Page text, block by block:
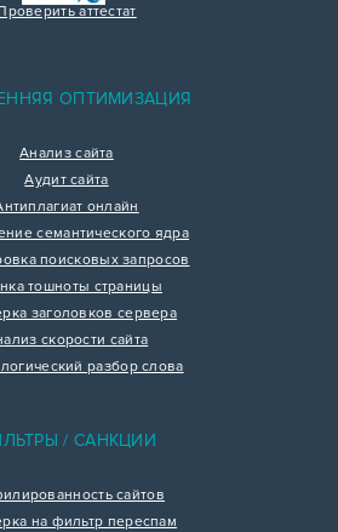
аттестат
ОПТИМИЗАЦИЯ
Анализ сайта
Аудит сайта
онлайн
семантического ядра
поисковых запросов
тошноты страницы
заголовков сервера
скорости сайта
разбор слова
/ САНКЦИИ
сайтов
на фильтр переспам